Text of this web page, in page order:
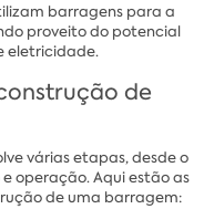
barragens para a
proveito do potencial
eletricidade.
de
várias etapas, desde o
operação. Aqui estão as
de uma barragem: